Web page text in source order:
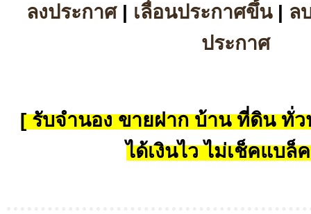
ลงประกาศ| เลื่อนประกาศขึ้น| ล
ประกาศ
[ รับจำนอง ขายฝาก บ้าน ที่ดิน ทั่ว
ได้เงินไว ไม่เช็คแบล็